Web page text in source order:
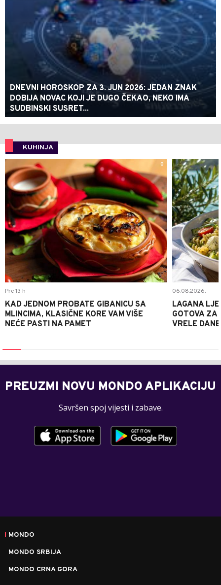
DNEVNI HOROSKOP ZA 3. JUN 2026: JEDAN ZNAK
DOBIJA NOVAC KOJI JE DUGO ČEKAO, NEKO IMA
SUDBINSKI SUSRET...
KUHINJA
0
Pre 13 h
KAD JEDNOM PROBATE GIBANICU SA
MLINCIMA, KLASIČNE KORE VAM VIŠE
NEĆE PASTI NA PAMET
06.08.2026.
LAGANA
GOTOVA ZA
VRELE DANE
PREUZMI NOVU MONDO APLIKACIJU
Savršen spoj vijesti i zabave.
MONDO
MONDO SRBIJA
MONDO CRNA GORA